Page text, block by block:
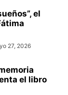
el
27, 2026
el libro